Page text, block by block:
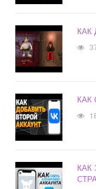
КАК
КАК
КАК